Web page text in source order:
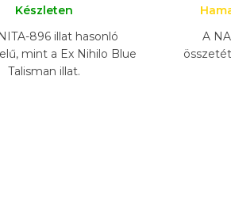
Készleten
896 illat hasonló
mint a Ex Nihilo Blue
Talisman illat.
A